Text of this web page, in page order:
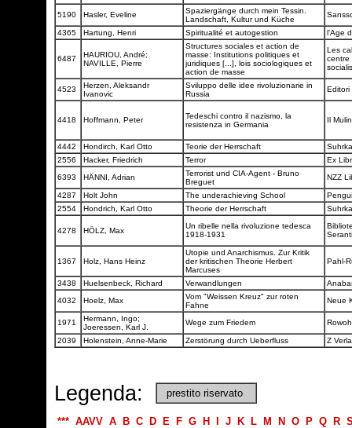
5190 Hasler, Eveline
Spaziergänge durch mein Tessin.
Landschaft, Kultur und Küche
4365 Hartung, Henri Spiritualité et autogestion l'Age
6487
HAURIOU, André;
NAVILLE, Pierre
Structures sociales et action de
masse: Institutions politiques et
juridiques [...], lois sociologiques et
action de masse
Les
centre
4523
Herzen, Aleksandr
Ivanovic
Sviluppo delle idee rivoluzionarie in
Russia
4418 Hoffmann, Peter
Tedeschi contro il nazismo, la
resistenza in Germania
Il
4442 Hondirch, Karl Otto Teorie der Herrschaft
2556
Hacker, Friedrich Terror
Ex
6393
HÄNNI, Adrian
Terrorist und CIA-Agent - Bruno
Breguet
NZZ
4287 Holt John The underachieving School
2554
Hondrich, Karl Otto Theorie der Herrschaft
4278 HÖLZ, Max
Un ribelle nella rivoluzione tedesca
1918-1931
1367 Holz, Hans Heinz
Utopie und Anarchismus. Zur Kritik
der kritischen Theorie Herbert
Marcuses
Pahl-
3438 Huelsenbeck, Richard Verwandlungen
4032
Hoelz, Max
Vom "Weissen Kreuz" zur roten
Fahne
Neue
1971
Hermann, Ingo;
Joeressen, Karl J.
Wege zum Friedem
2039 Holenstein, Anne-Marie Zerstörung durch Ueberfluss Z
Legenda: prestito riservato
*** AAVV A B C D E F G H J K L M N O P Q R